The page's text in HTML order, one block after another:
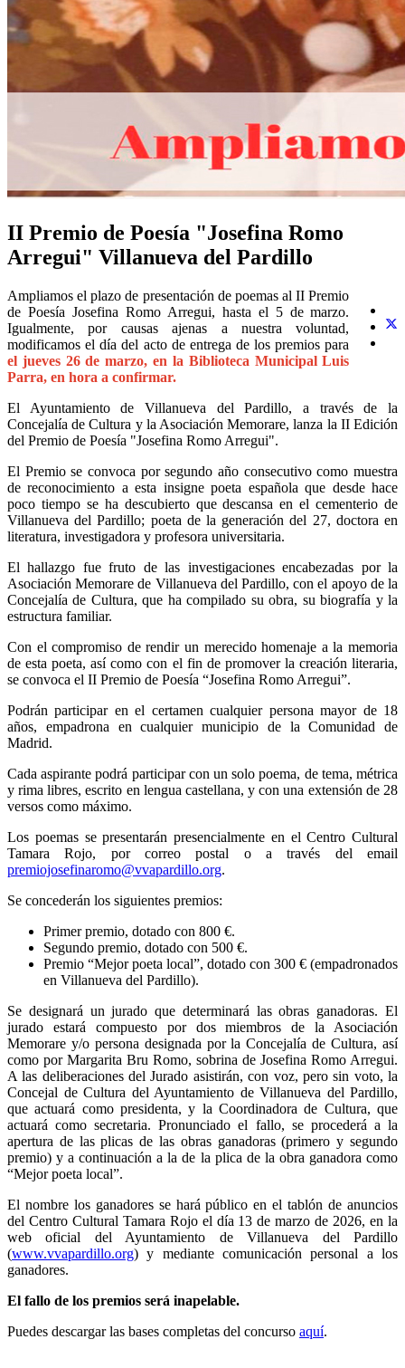
II Premio de Poesía "Josefina Romo
Arregui" Villanueva del Pardillo
Ampliamos el plazo de presentación de poemas al II Premio
de Poesía Josefina Romo Arregui, hasta el 5 de marzo.
Igualmente, por causas ajenas a nuestra voluntad,
modificamos el día del acto de entrega de los premios para
el jueves 26 de marzo, en la Biblioteca Municipal Luis
Parra, en hora a confirmar.
El Ayuntamiento de Villanueva del Pardillo, a través de la
Concejalía de Cultura y la Asociación Memorare, lanza la II Edición
del Premio de Poesía "Josefina Romo Arregui".
El Premio se convoca por segundo año consecutivo como muestra
de reconocimiento a esta insigne poeta española que desde hace
poco tiempo se ha descubierto que descansa en el cementerio de
Villanueva del Pardillo; poeta de la generación del 27, doctora en
literatura, investigadora y profesora universitaria.
El hallazgo fue fruto de las investigaciones encabezadas por la
Asociación Memorare de Villanueva del Pardillo, con el apoyo de la
Concejalía de Cultura, que ha compilado su obra, su biografía y la
estructura familiar.
Con el compromiso de rendir un merecido homenaje a la memoria
de esta poeta, así como con el fin de promover la creación literaria,
se convoca el II Premio de Poesía “Josefina Romo Arregui”.
Podrán participar en el certamen cualquier persona mayor de 18
años, empadrona en cualquier municipio de la Comunidad de
Madrid.
Cada aspirante podrá participar con un solo poema, de tema, métrica
y rima libres, escrito en lengua castellana, y con una extensión de 28
versos como máximo.
Los poemas se presentarán presencialmente en el Centro Cultural
Tamara Rojo, por correo postal o a través del email
premiojosefinaromo@vvapardillo.org.
Se concederán los siguientes premios:
Primer premio, dotado con 800 €.
Segundo premio, dotado con 500 €.
Premio “Mejor poeta local”, dotado con 300 € (empadronados
en Villanueva del Pardillo).
Se designará un jurado que determinará las obras ganadoras. El
jurado estará compuesto por dos miembros de la Asociación
Memorare y/o persona designada por la Concejalía de Cultura, así
como por Margarita Bru Romo, sobrina de Josefina Romo Arregui.
A las deliberaciones del Jurado asistirán, con voz, pero sin voto, la
Concejal de Cultura del Ayuntamiento de Villanueva del Pardillo,
que actuará como presidenta, y la Coordinadora de Cultura, que
actuará como secretaria. Pronunciado el fallo, se procederá a la
apertura de las plicas de las obras ganadoras (primero y segundo
premio) y a continuación a la de la plica de la obra ganadora como
“Mejor poeta local”.
El nombre los ganadores se hará público en el tablón de anuncios
del Centro Cultural Tamara Rojo el día 13 de marzo de 2026, en la
web oficial del Ayuntamiento de Villanueva del Pardillo
(www.vvapardillo.org) y mediante comunicación personal a los
ganadores.
El fallo de los premios será inapelable.
Puedes descargar las bases completas del concurso aquí.